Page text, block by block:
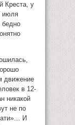
Креста, у
июля
бедно
движение
в 12-
никакой
не по
И